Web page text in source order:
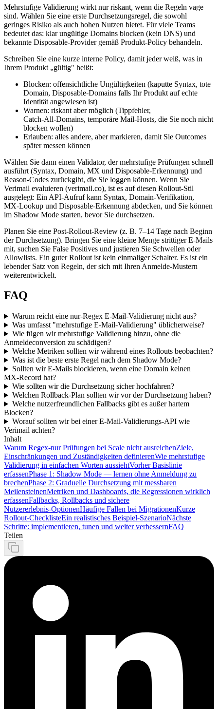
Mehrstufige Validierung wirkt nur riskant, wenn die Regeln vage
sind. Wählen Sie eine erste Durchsetzungsregel, die sowohl
geringes Risiko als auch hohen Nutzen bietet. Für viele Teams
bedeutet das: klar ungültige Domains blocken (kein DNS) und
bekannte Disposable‑Provider gemäß Produkt‑Policy behandeln.
Schreiben Sie eine kurze interne Policy, damit jeder weiß, was in
Ihrem Produkt „gültig" heißt:
Blocken: offensichtliche Ungültigkeiten (kaputte Syntax, tote
Domain, Disposable‑Domains falls Ihr Produkt auf echte
Identität angewiesen ist)
Warnen: riskant aber möglich (Tippfehler,
Catch‑All‑Domains, temporäre Mail‑Hosts, die Sie noch nicht
blocken wollen)
Erlauben: alles andere, aber markieren, damit Sie Outcomes
später messen können
Wählen Sie dann einen Validator, der mehrstufige Prüfungen schnell
ausführt (Syntax, Domain, MX und Disposable‑Erkennung) und
Reason‑Codes zurückgibt, die Sie loggen können. Wenn Sie
Verimail evaluieren (verimail.co), ist es auf diesen Rollout‑Stil
ausgelegt: Ein API‑Aufruf kann Syntax, Domain‑Verifikation,
MX‑Lookup und Disposable‑Erkennung abdecken, und Sie können
im Shadow Mode starten, bevor Sie durchsetzen.
Planen Sie eine Post‑Rollout‑Review (z. B. 7–14 Tage nach Beginn
der Durchsetzung). Bringen Sie eine kleine Menge strittiger E‑Mails
mit, suchen Sie False Positives und justieren Sie Schwellen oder
Allowlists. Ein guter Rollout ist kein einmaliger Schalter. Es ist ein
lebender Satz von Regeln, der sich mit Ihren Anmelde‑Mustern
weiterentwickelt.
FAQ
Warum reicht eine nur-Regex E-Mail-Validierung nicht aus?
Was umfasst "mehrstufige E-Mail-Validierung" üblicherweise?
Wie fügen wir mehrstufige Validierung hinzu, ohne die
Anmeldeconversion zu schädigen?
Welche Metriken sollten wir während eines Rollouts beobachten?
Was ist die beste erste Regel nach dem Shadow Mode?
Sollten wir E‑Mails blockieren, wenn eine Domain keinen
MX‑Record hat?
Wie sollten wir die Durchsetzung sicher hochfahren?
Welchen Rollback‑Plan sollten wir vor der Durchsetzung haben?
Welche nutzerfreundlichen Fallbacks gibt es außer hartem
Blocken?
Worauf sollten wir bei einer E‑Mail‑Validierungs‑API wie
Verimail achten?
Inhalt
Warum Regex‑nur Prüfungen bei Scale nicht ausreichenZiele,
Einschränkungen und Zuständigkeiten definierenWie mehrstufige
Validierung in einfachen Worten aussiehtVorher Basislinie
erfassenPhase 1: Shadow Mode — lernen ohne Anmeldung zu
brechenPhase 2: Graduelle Durchsetzung mit messbaren
MeilensteinenMetriken und Dashboards, die Regressionen wirklich
erfassenFallbacks, Rollbacks und sichere
Nutzererlebnis‑OptionenHäufige Fallen bei MigrationenKurze
Rollout‑ChecklisteEin realistisches Beispiel‑SzenarioNächste
Schritte: implementieren, tunen und weiter verbessernFAQ
Teilen